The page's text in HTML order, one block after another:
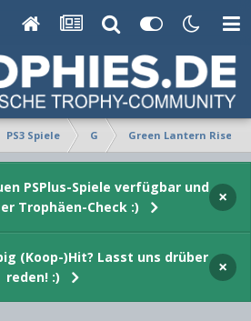
PS3 Spiele G Green Lantern Rise
PSPlus-Spiele verfügbar und
Trophäen-Check :)
×
(Koop-)Hit? Lasst uns drüber
reden! :)
×